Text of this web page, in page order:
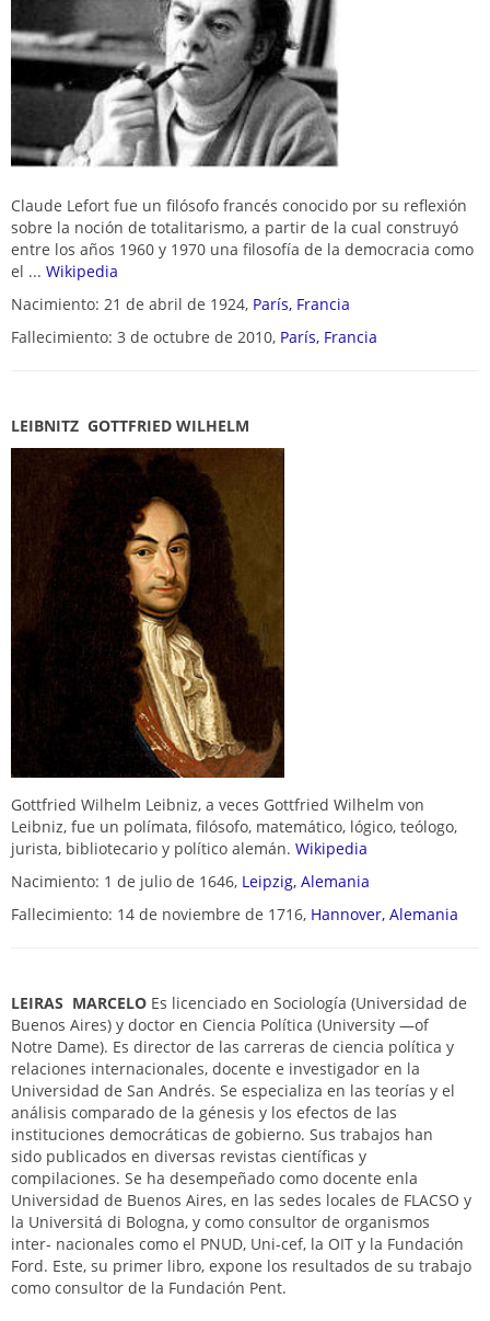
Claude Lefort fue un filósofo francés conocido por su reflexión
sobre la noción de totalitarismo, a partir de la cual construyó
entre los años 1960 y 1970 una filosofía de la democracia como
el ... Wikipedia
Nacimiento: 21 de abril de 1924, París, Francia
Fallecimiento: 3 de octubre de 2010, París, Francia
LEIBNITZ GOTTFRIED WILHELM
Gottfried Wilhelm Leibniz, a veces Gottfried Wilhelm von
Leibniz​, fue un polímata, filósofo, matemático, lógico, teólogo,
jurista, bibliotecario y político alemán. Wikipedia
Nacimiento: 1 de julio de 1646, Leipzig, Alemania
Fallecimiento: 14 de noviembre de 1716, Hannover, Alemania
LEIRAS MARCELO Es licenciado en Sociología (Universidad de
Buenos Aires) y doctor en Ciencia Política (University —of
Notre Dame). Es director de las carreras de ciencia política y
relaciones internacionales, docente e investigador en la
Universidad de San Andrés. Se especializa en las teorías y el
análisis comparado de la génesis y los efectos de las
instituciones democráticas de gobierno. Sus trabajos han
sido publicados en diversas revistas científicas y
compilaciones. Se ha desempeñado como docente enla
Universidad de Buenos Aires, en las sedes locales de FLACSO y
la Universitá di Bologna, y como consultor de organismos
inter- nacionales como el PNUD, Uni-cef, la OIT y la Fundación
Ford. Este, su primer libro, expone los resultados de su trabajo
como consultor de la Fundación Pent.